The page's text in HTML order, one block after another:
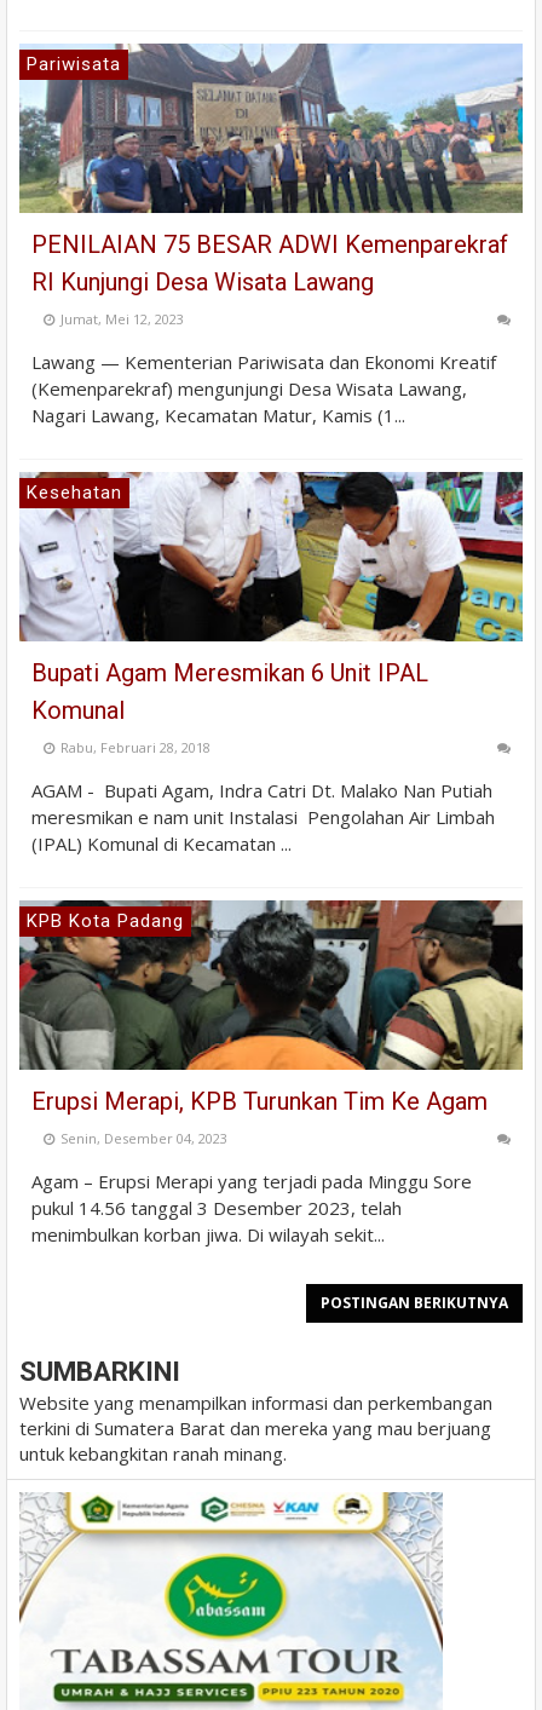
Pariwisata
PENILAIAN 75 BESAR ADWI Kemenparekraf
RI Kunjungi Desa Wisata Lawang
Jumat, Mei 12, 2023
Lawang — Kementerian Pariwisata dan Ekonomi Kreatif
(Kemenparekraf) mengunjungi Desa Wisata Lawang,
Nagari Lawang, Kecamatan Matur, Kamis (1...
Kesehatan
Bupati Agam Meresmikan 6 Unit IPAL
Komunal
Rabu, Februari 28, 2018
AGAM - Bupati Agam, Indra Catri Dt. Malako Nan Putiah
meresmikan e nam unit Instalasi Pengolahan Air Limbah
(IPAL) Komunal di Kecamatan ...
KPB Kota Padang
Erupsi Merapi, KPB Turunkan Tim Ke Agam
Senin, Desember 04, 2023
Agam – Erupsi Merapi yang terjadi pada Minggu Sore
pukul 14.56 tanggal 3 Desember 2023, telah
menimbulkan korban jiwa. Di wilayah sekit...
POSTINGAN BERIKUTNYA
SUMBARKINI
Website yang menampilkan informasi dan perkembangan
terkini di Sumatera Barat dan mereka yang mau berjuang
untuk kebangkitan ranah minang.